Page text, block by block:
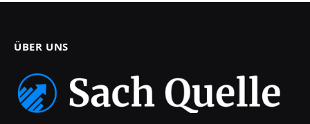
ÜBER UNS